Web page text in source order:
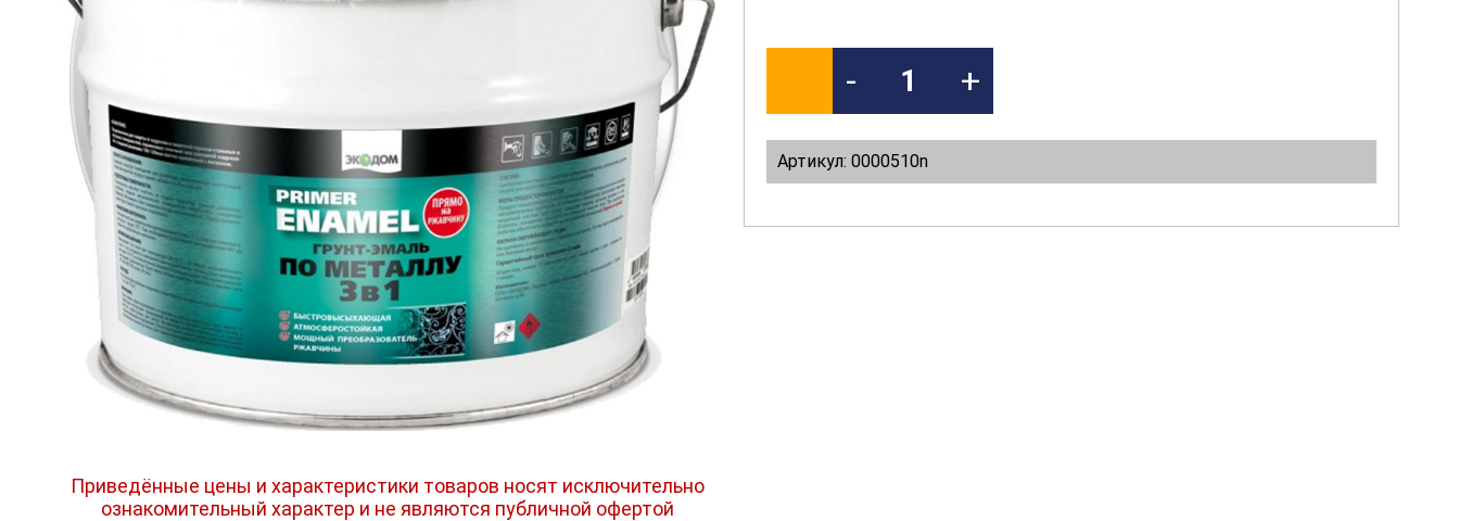
Приведённые цены и характеристики товаров носят исключительно
ознакомительный характер и не являются публичной офертой
- +
Артикул: 0000510n